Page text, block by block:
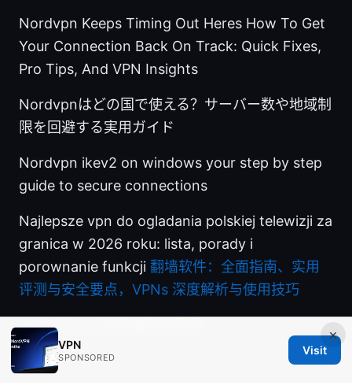
Nordvpn Keeps Timing Out Heres How To Get
Your Connection Back On Track: Quick Fixes,
Pro Tips, And VPN Insights
Nordvpnはどの国で使える？サーバー数や地域制
限を回避する実用ガイド
Nordvpn ikev2 on windows your step by step
guide to secure connections
Najlepsze vpn do ogladania polskiej telewizji za
granica w 2026 roku: lista, porady i
porownanie funkcji 翻墙软件：全面指南、实用
评测与安全要点，VPNs 深度解析与使用技巧
八 九 云 vpn 使用指南与评测
×
VPN
SPONSORED
Visit